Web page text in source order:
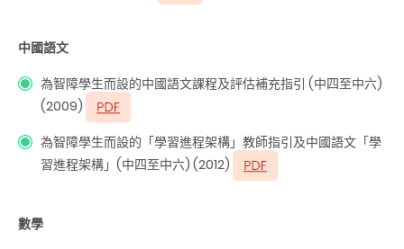
中國語文
為智障學生而設的中國語文課程及評估補充指引 (中四至中六)
(2009)
為智障學生而設的「學習進程架構」教師指引及中國語文「學
習進程架構」(中四至中六) (2012)
數學